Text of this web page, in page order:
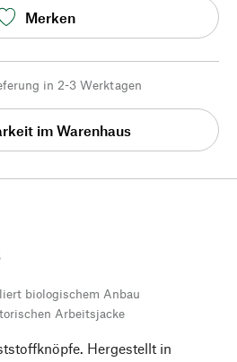
Merken
in 2-3 Werktagen
im Warenhaus
biologischem Anbau
Arbeitsjacke
Hergestellt in